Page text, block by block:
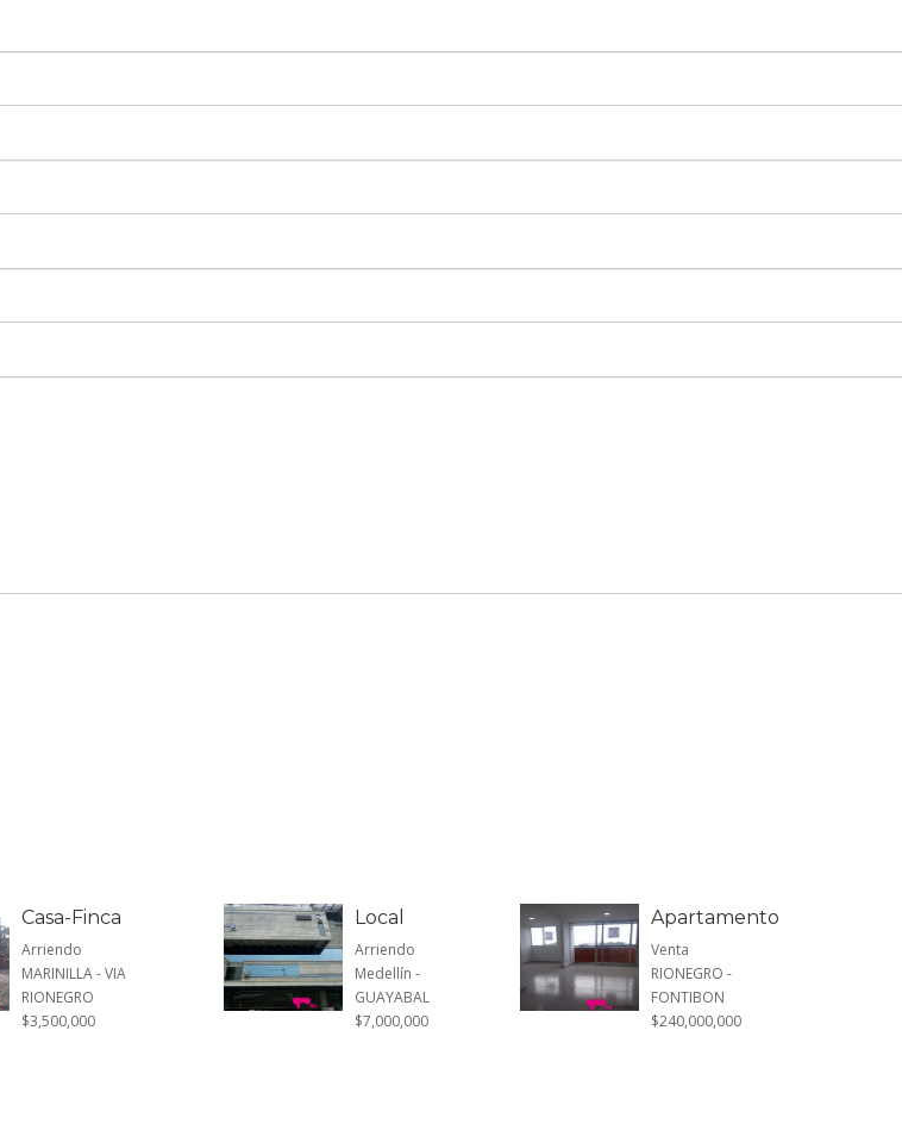
Casa-Finca
Arriendo
MARINILLA - VIA
RIONEGRO
$3,500,000
Local
Arriendo
Medellín -
GUAYABAL
$7,000,000
Apartamento
Venta
RIONEGRO -
FONTIBON
$240,000,000